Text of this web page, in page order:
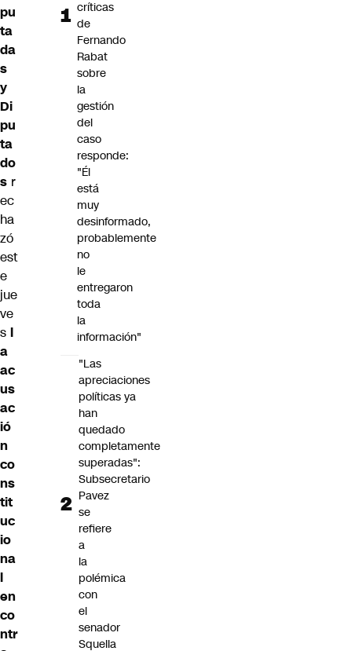
pu
ta
da
s
y
Di
pu
ta
do
s r
ec
ha
zó
est
e
jue
ve
s l
a
ac
us
ac
ió
n
co
ns
tit
uc
io
na
l
en
co
ntr
críticas
de
Fernando
Rabat
sobre
la
gestión
del
caso
responde:
"Él
está
muy
desinformado,
probablemente
no
le
entregaron
toda
la
información"
"Las
apreciaciones
políticas ya
han
quedado
completamente
superadas":
Subsecretario
Pavez
se
refiere
a
la
polémica
con
el
senador
Squella